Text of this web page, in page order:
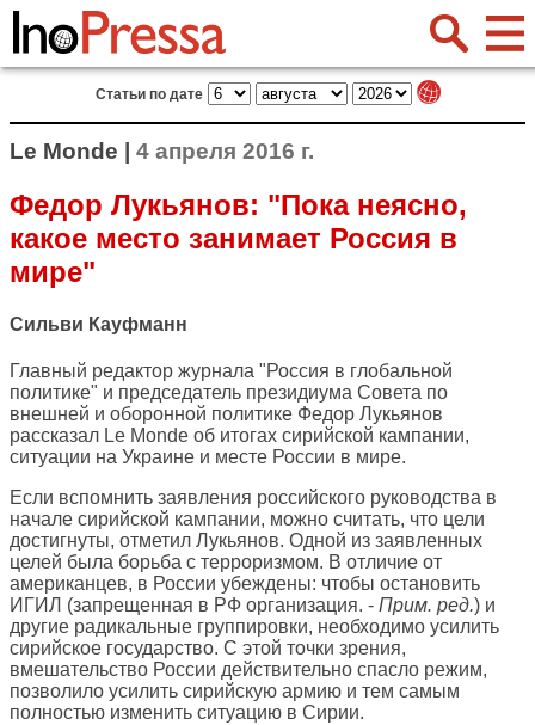
Статьи по дате
Le Monde | 4 апреля 2016 г.
Федор Лукьянов: "Пока неясно,
какое место занимает Россия в
мире"
Сильви Кауфманн
Главный редактор журнала "Россия в глобальной
политике" и председатель президиума Совета по
внешней и оборонной политике Федор Лукьянов
рассказал Le Monde об итогах сирийской кампании,
ситуации на Украине и месте России в мире.
Если вспомнить заявления российского руководства в
начале сирийской кампании, можно считать, что цели
достигнуты, отметил Лукьянов. Одной из заявленных
целей была борьба с терроризмом. В отличие от
американцев, в России убеждены: чтобы остановить
ИГИЛ (запрещенная в РФ организация. - Прим. ред.) и
другие радикальные группировки, необходимо усилить
сирийское государство. С этой точки зрения,
вмешательство России действительно спасло режим,
позволило усилить сирийскую армию и тем самым
полностью изменить ситуацию в Сирии.